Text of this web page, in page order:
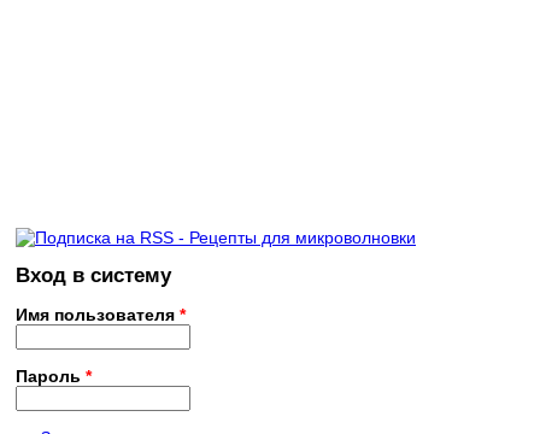
Вход в систему
Имя пользователя *
Пароль *